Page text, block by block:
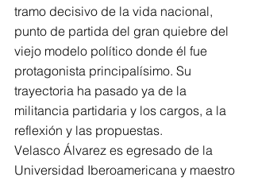
tramo decisivo de la vida nacional,
punto de partida del gran quiebre del
viejo modelo político donde él fue
protagonista principalísimo. Su
trayectoria ha pasado ya de la
militancia partidaria y los cargos, a la
reflexión y las propuestas.
Velasco Álvarez es egresado de la
Universidad Iberoamericana y maestro